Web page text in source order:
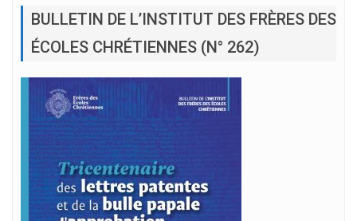
BULLETIN DE L’INSTITUT DES FRÈRES DES
ÉCOLES CHRÉTIENNES (N° 262)